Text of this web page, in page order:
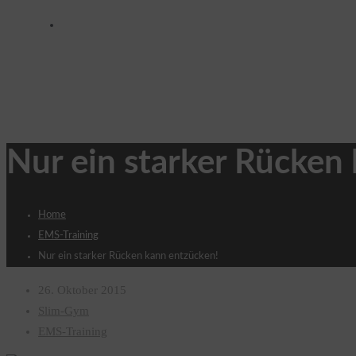
Nur ein starker
Home
EMS-Training
Nur ein starker Rücken kann entzücken!